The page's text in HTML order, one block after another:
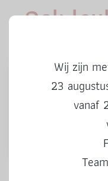
Ook
Stickers | Kado voor
Wij zijn
23
vanaf